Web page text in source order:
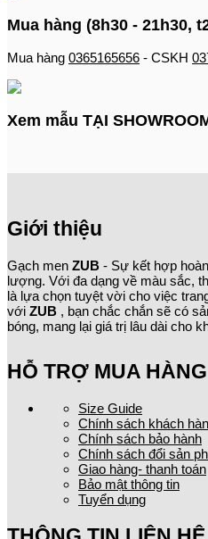
Mua hàng (8h30 - 21h30,
Mua hàng 0365165656 - CSKH
Xem mẫu TẠI
Giới thiệu
Gạch men ZUB - Sự kết hợp
lượng. Với đa dạng về màu sắc,
là lựa chọn tuyệt vời cho việc
với ZUB , bạn chắc chắn sẽ có
bóng, mang lại giá trị lâu dài cho
HỖ TRỢ MUA HÀNG
Size Guide
Chính sách khách
Chính sách bảo hành
Chính sách đổi sản
Giao hàng- thanh toán
Bảo mật thông tin
Tuyển dụng